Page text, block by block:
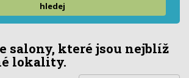
hledej
salony, které jsou nejblíž
lokality.